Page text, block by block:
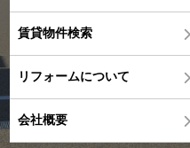
賃貸物件検索
リフォームについて
会社概要